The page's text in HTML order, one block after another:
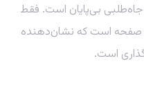
بی‌پایان است. فقط
بخش «عوامل ریسک» این پرونده ۳۶ صفحه است که نشان‌دهنده
است.